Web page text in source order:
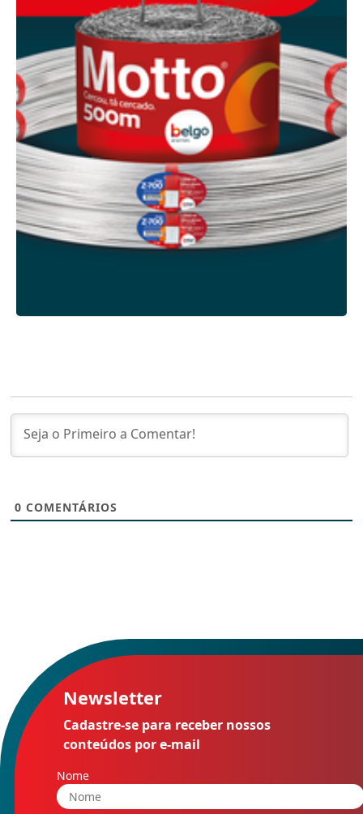
0 COMENTÁRIOS
Newsletter
Cadastre-se para receber nossos
conteúdos por e-mail
Nome